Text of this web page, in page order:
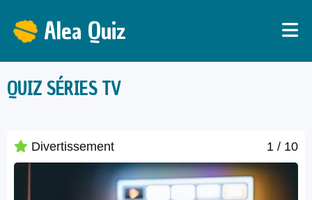
Alea Quiz
QUIZ SÉRIES TV
Divertissement 1 / 10